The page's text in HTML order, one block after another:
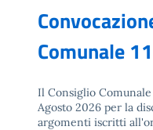
Comunale
Il Consiglio
Agosto 2026 per la
argomenti iscritti